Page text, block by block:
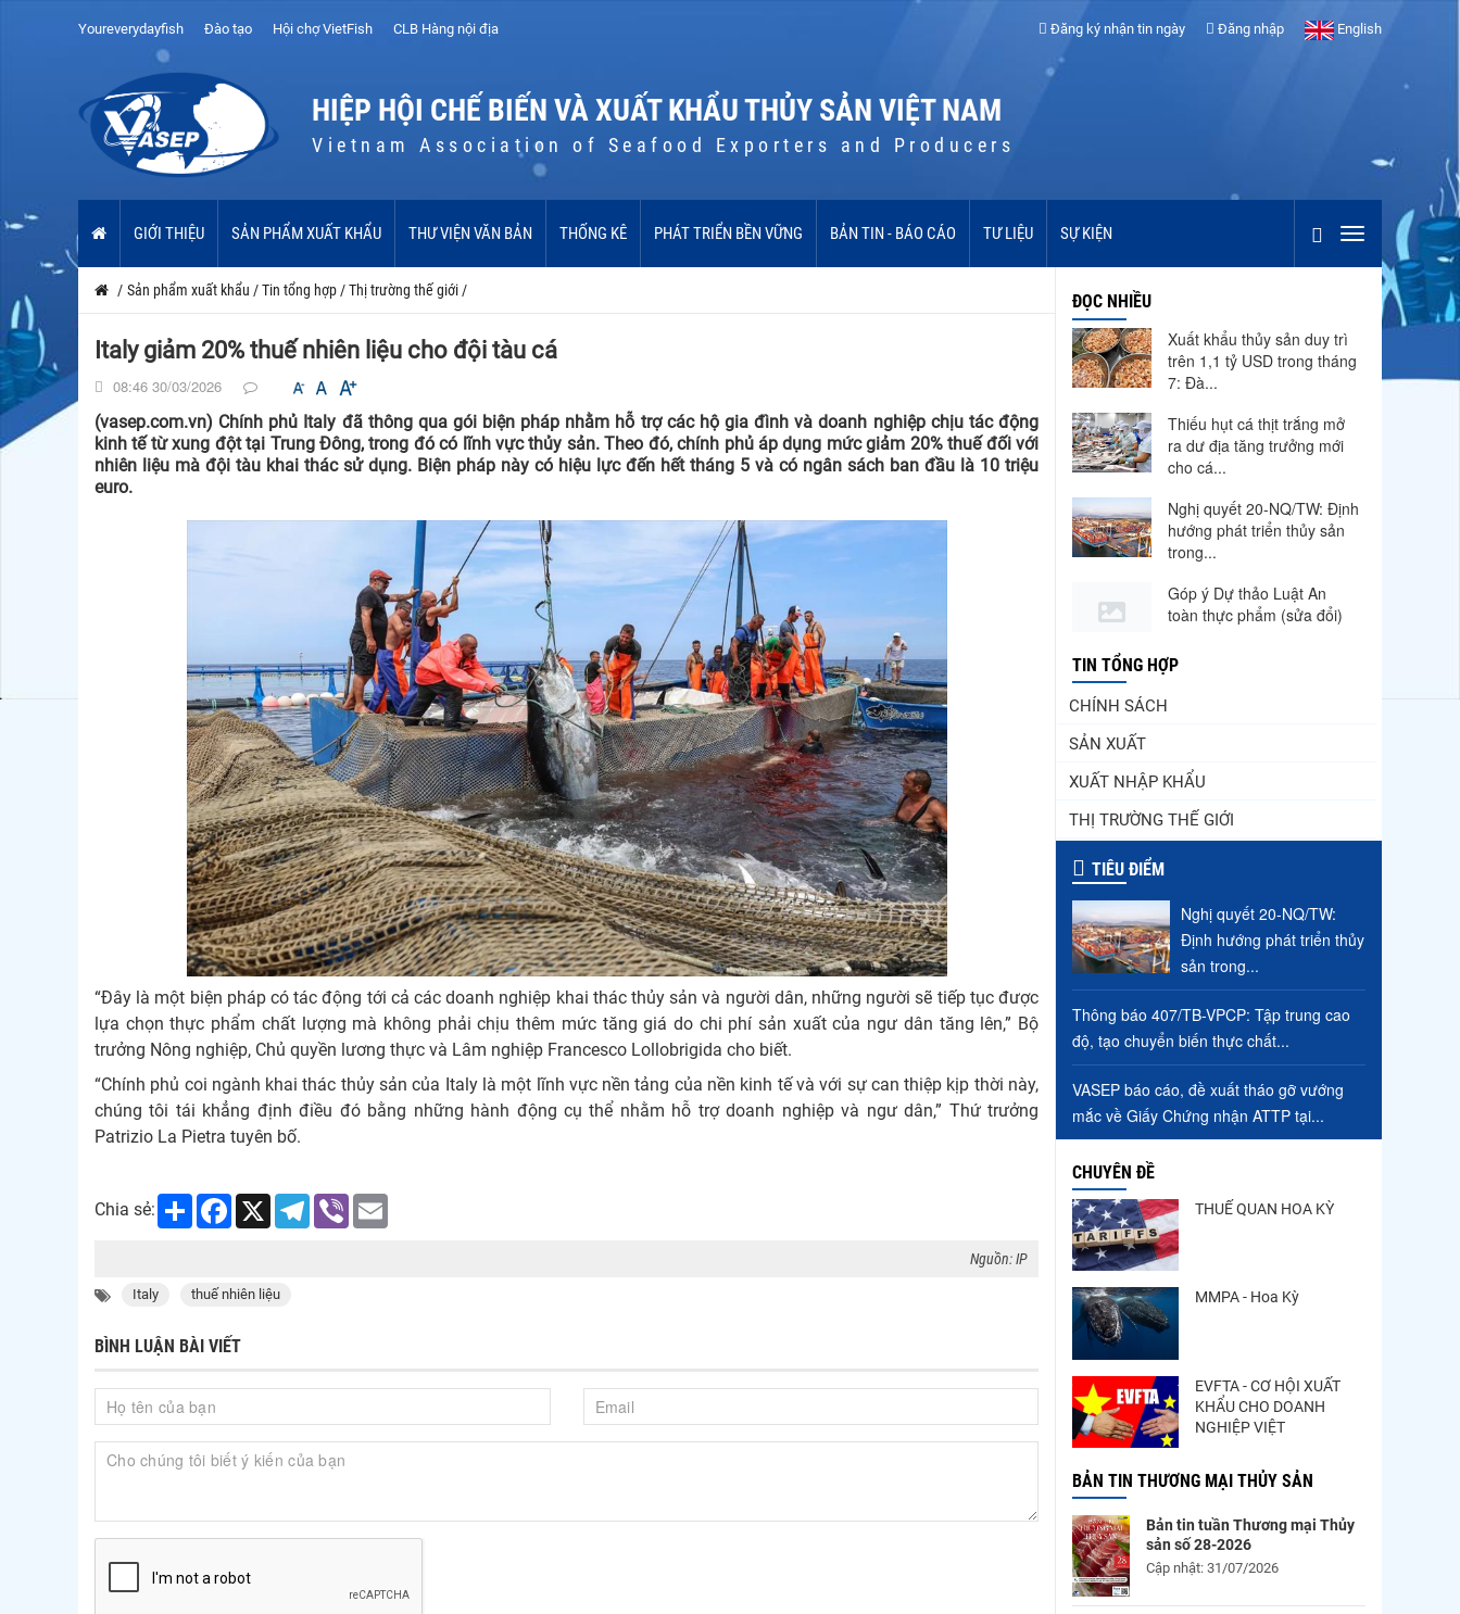
Youreverydayfish Đào tạo Hội chợ VietFish CLB Hàng nội địa Đăng ký nhận tin ngày Đăng nhập English
HIỆP HỘI CHẾ BIẾN VÀ XUẤT KHẨU THỦY SẢN VIỆT NAM
Vietnam Association of Seafood Exporters and Producers
GIỚI THIỆU SẢN PHẨM XUẤT KHẨU THƯ VIỆN VĂN BẢN THỐNG KÊ PHÁT TRIỂN BỀN VỮNG BẢN TIN - BÁO CÁO TƯ LIỆU SỰ KIỆN
/ Sản phẩm xuất khẩu /Tin tổng hợp /Thị trường thế giới /
Italy giảm 20% thuế nhiên liệu cho đội tàu cá
08:46 30/03/2026
(vasep.com.vn) Chính phủ Italy đã thông qua gói biện pháp nhằm hỗ trợ các hộ gia đình và doanh nghiệp chịu tác động
kinh tế từ xung đột tại Trung Đông, trong đó có lĩnh vực thủy sản. Theo đó, chính phủ áp dụng mức giảm 20% thuế đối với
nhiên liệu mà đội tàu khai thác sử dụng. Biện pháp này có hiệu lực đến hết tháng 5 và có ngân sách ban đầu là 10 triệu
euro.
“Đây là một biện pháp có tác động tới cả các doanh nghiệp khai thác thủy sản và người dân, những người sẽ tiếp tục được
lựa chọn thực phẩm chất lượng mà không phải chịu thêm mức tăng giá do chi phí sản xuất của ngư dân tăng lên,” Bộ
trưởng Nông nghiệp, Chủ quyền lương thực và Lâm nghiệp Francesco Lollobrigida cho biết.
“Chính phủ coi ngành khai thác thủy sản của Italy là một lĩnh vực nền tảng của nền kinh tế và với sự can thiệp kịp thời này,
chúng tôi tái khẳng định điều đó bằng những hành động cụ thể nhằm hỗ trợ doanh nghiệp và ngư dân,” Thứ trưởng
Patrizio La Pietra tuyên bố.
Chia sẻ: Share Facebook
X Telegram
Viber
Nguồn: IP
Italy thuế nhiên liệu
BÌNH LUẬN BÀI VIẾT
ĐỌC NHIỀU
Xuất khẩu thủy sản duy trì
trên 1,1 tỷ USD trong tháng
7: Đà...
Thiếu hụt cá thịt trắng mở
ra dư địa tăng trưởng mới
cho cá...
Nghị quyết 20-NQ/TW: Định
hướng phát triển thủy sản
trong...
Góp ý Dự thảo Luật An
toàn thực phẩm (sửa đổi)
Thuế Mục 301 và bài toán
Cổ phần Thương mại Sim
Ba gia nhập...
Nhập khẩu tôm của Mỹ
phục hồi trong tháng
5/2026
nhập khẩu mực, trong khi
nguồn cung...
Điểm tin thủy sản thế giới
ngày 3/8/2026
TIN TỔNG HỢP
CHÍNH SÁCH
SẢN XUẤT
XUẤT NHẬP KHẨU
THỊ TRƯỜNG THẾ GIỚI
TIÊU ĐIỂM
Nghị quyết 20-NQ/TW:
Định hướng phát triển thủy
sản trong...
Thông báo 407/TB-VPCP: Tập trung cao
độ, tạo chuyển biến thực chất...
VASEP báo cáo, đề xuất tháo gỡ vướng
mắc về Giấy Chứng nhận ATTP tại...
CHUYÊN ĐỀ
THUẾ QUAN HOA KỲ
MMPA - Hoa Kỳ
EVFTA - CƠ HỘI XUẤT
KHẨU CHO DOANH
NGHIỆP VIỆT
BẢN TIN THƯƠNG MẠI THỦY SẢN
Bản tin tuần Thương mại Thủy
sản số 28-2026
Cập nhật: 31/07/2026